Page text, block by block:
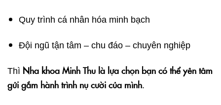
Quy trình cá nhân hóa minh bạch
Đội ngũ tận tâm – chu đáo – chuyên nghiệp
Thì Nha khoa Minh Thu là lựa chọn bạn có thể yên tâm
gửi gắm hành trình nụ cười của mình.